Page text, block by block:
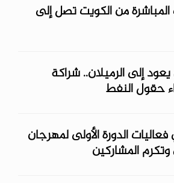
المباشرة من الكويت تصل إلى
إلى الرميلان.. شراكة
حقول النفط
الدورة الأولى لمهرجان
المشاركين